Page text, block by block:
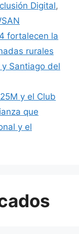
Digital,
fortalecen la
rurales
Santiago del
y el Club
que
y el